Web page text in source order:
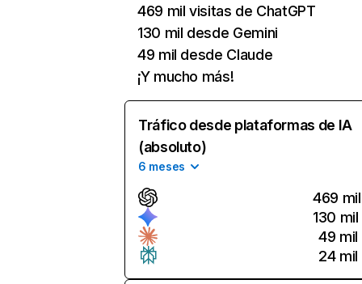
469 mil visitas de ChatGPT
130 mil desde Gemini
49 mil desde Claude
¡Y mucho más!
Tráfico desde plataformas de IA
(absoluto)
6 meses
469 mil
130 mil
49 mil
24 mil